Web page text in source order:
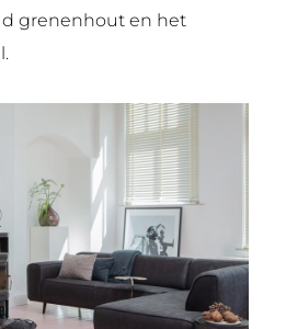
grenenhout en het